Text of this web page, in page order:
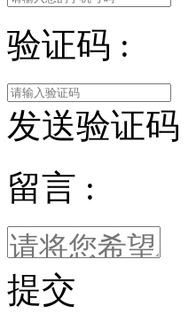
验证码 :
发送验证码
留言 :
提交